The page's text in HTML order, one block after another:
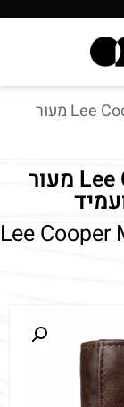
/ ארנק לגבר לי קופר Lee Cooper מעור
ארנק לגבר לי קופר Lee Cooper מעור
Lee Cooper